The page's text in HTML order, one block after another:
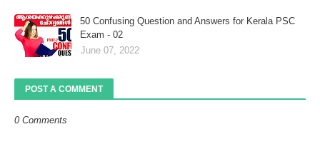
50 Confusing Question and Answers for Kerala PSC
Exam - 02
June 07, 2022
POST A COMMENT
0 Comments